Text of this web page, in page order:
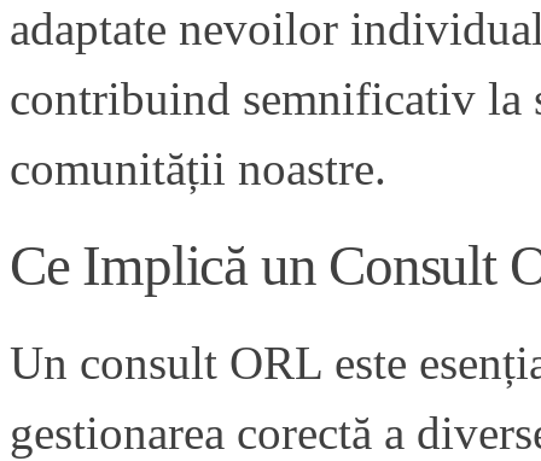
adaptate nevoilor
contribuind semnificativ la
comunității noastre.
Ce Implică un Consult
Un consult ORL este
gestionarea corectă a